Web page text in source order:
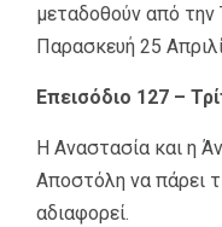
μεταδοθούν από την
Παρασκευή 25
Επεισόδιο 127 –
Η Αναστασία και η
Αποστόλη να πάρει
αδιαφορεί.